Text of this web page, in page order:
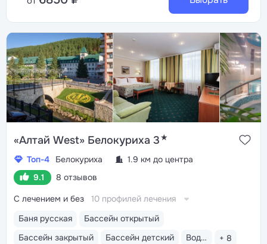
«Алтай West» Белокуриха 3★
Топ-4 Белокуриха
1.9 км до центра
9.1
8 отзывов
Баня русская
Бассейн открытый
Бассейн закрытый
Бассейн детский Водные горки + 8
С лечением и без 10 профилей лечения